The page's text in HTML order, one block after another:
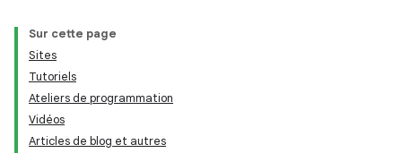
Sur cette page
Sites
Tutoriels
Ateliers de programmation
Vidéos
Articles de blog et autres